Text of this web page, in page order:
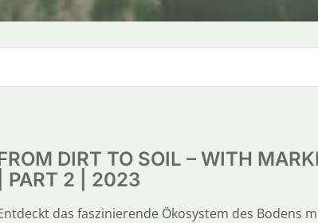
DIRT TO SOIL – WITH
| PART 2 | 2023
das faszinierende Ökosystem des Bodens